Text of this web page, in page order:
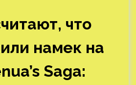
что
намек на
Saga: